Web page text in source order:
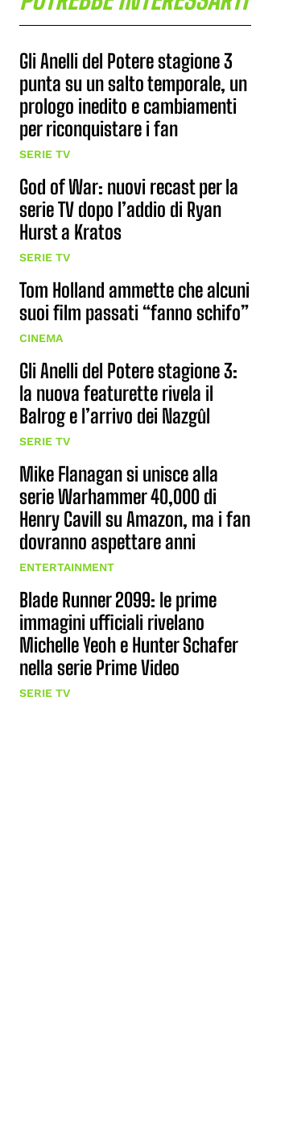
Gli Anelli del Potere stagione 3
punta su un salto temporale, un
prologo inedito e cambiamenti
per riconquistare i fan
SERIE TV
God of War: nuovi recast per la
serie TV dopo l’addio di Ryan
Hurst a Kratos
SERIE TV
Tom Holland ammette che alcuni
suoi film passati “fanno schifo”
CINEMA
Gli Anelli del Potere stagione 3:
la nuova featurette rivela il
Balrog e l’arrivo dei Nazgûl
SERIE TV
Mike Flanagan si unisce alla
serie Warhammer 40,000 di
Henry Cavill su Amazon, ma i fan
dovranno aspettare anni
ENTERTAINMENT
Blade Runner 2099: le prime
immagini ufficiali rivelano
Michelle Yeoh e Hunter Schafer
nella serie Prime Video
SERIE TV